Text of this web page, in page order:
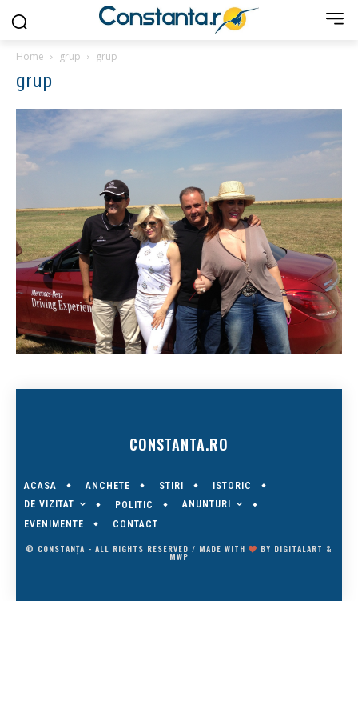
Home grup grup
grup
CONSTANTA.RO
ACASA ANCHETE STIRI
ISTORIC
DE VIZITAT
POLITIC
ANUNTURI
EVENIMENTE
CONTACT
© CONSTANȚA - ALL RIGHTS RESERVED / MADE WITH BY DIGITALART &
MWP